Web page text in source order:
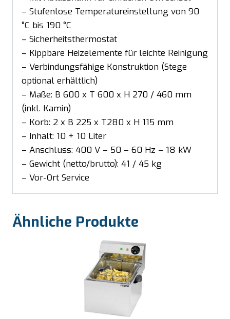
– Stufenlose Temperatureinstellung von 90
°C bis 190 °C
– Sicherheitsthermostat
– Kippbare Heizelemente für leichte Reinigung
– Verbindungsfähige Konstruktion (Stege
optional erhältlich)
– Maße: B 600 x T 600 x H 270 / 460 mm
(inkl. Kamin)
– Korb: 2 x B 225 x T280 x H 115 mm
– Inhalt: 10 + 10 Liter
– Anschluss: 400 V – 50 – 60 Hz – 18 kW
– Gewicht (netto/brutto): 41 / 45 kg
– Vor-Ort Service
Ähnliche Produkte